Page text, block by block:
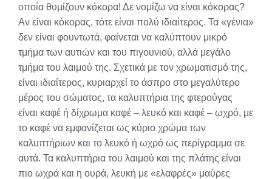
οποία θυμίζουν κόκορα! Δε νομίζω να είναι κόκορας?
Αν είναι κόκορας, τότε είναι πολύ ιδιαίτερος. Τα «γένια»
δεν είναι φουντωτά, φαίνεται να καλύπτουν μικρό
τμήμα των αυτιών και του πιγουνιού, αλλά μεγάλο
τμήμα του λαιμού της. Σχετικά με τον χρωματισμό της,
είναι ιδιαίτερος, κυριαρχεί το άσπρο στο μεγαλύτερο
μέρος του σώματος, τα καλυπτήρια της φτερούγας
είναι καφέ ή δίχρωμα καφέ – λευκό και καφέ – ωχρό, με
το καφέ να εμφανίζεται ως κύριο χρώμα των
καλυπτήριων και το λευκό ή ωχρό ως περίγραμμα σε
αυτά. Τα καλυπτήρια του λαιμού και της πλάτης είναι
πιο ωχρά και η ουρά, λευκή με «ελαφρές» μαύρες